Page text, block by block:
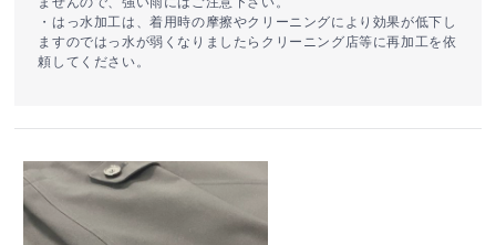
・はっ水加工は、着用時の摩擦やクリーニングにより効果が低下し
ますのではっ水が弱くなりましたらクリーニング店等に再加工を依
頼してください。